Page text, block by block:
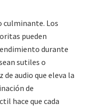
culminante. Los
pueden
durante
sutiles o
audio que eleva la
de
hace que cada